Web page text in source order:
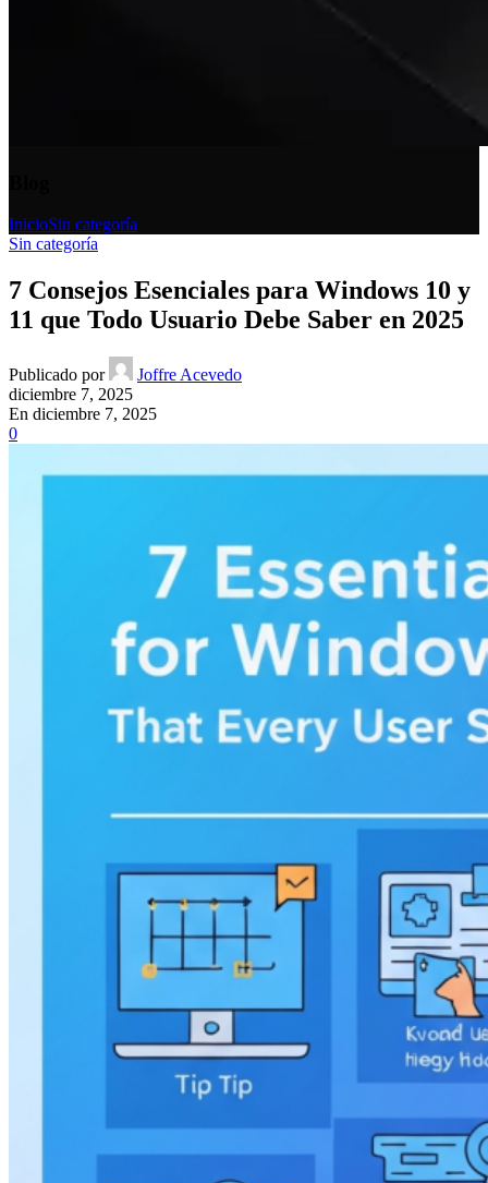
InicioSin categoría
Sin categoría
7 Consejos Esenciales para Windows 10 y
11 que Todo Usuario Debe Saber en 2025
Publicado por
Joffre Acevedo
diciembre 7, 2025
En diciembre 7, 2025
0